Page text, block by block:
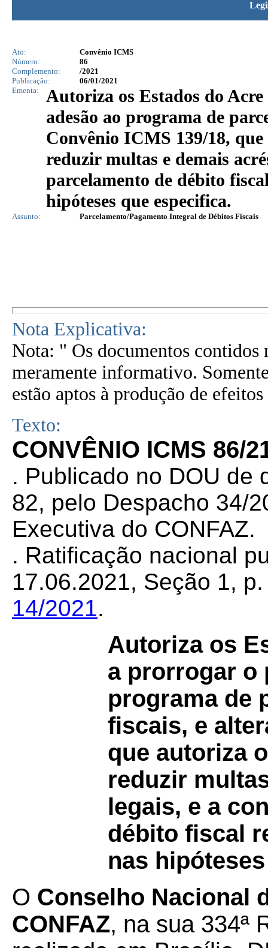
Ato:
Convênio ICMS
Número:
86
Complemento:
/2021
Publicação:
06/01/2021
Ementa:
Autoriza os Estados do
adesão ao programa de
Convênio ICMS 139/18,
reduzir multas e demais
parcelamento de débito
hipóteses que especifica.
Assunto: Parcelamento/Pagamento Integral de Débitos Fiscais
Nota Explicativa:
Nota: " Os documentos contidos
meramente informativo.
estão aptos à produção de
Texto:
CONVÊNIO ICMS 86/
. Publicado no DOU de
82, pelo Despacho 34/
Executiva do CONFAZ.
. Ratificação nacional
17.06.2021, Seção 1,
14/2021.
Autoriza os
a prorrogar o
programa de
fiscais, e
que autoriza
reduzir
legais, e a
débito fiscal
nas
O Conselho Nacional
CONFAZ, na sua 334ª